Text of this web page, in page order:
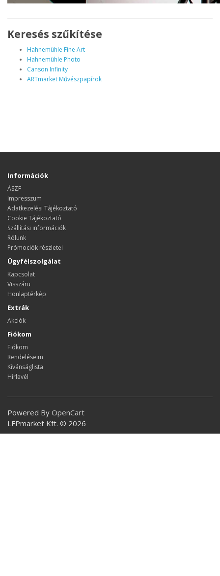
Keresés szűkítése
Hahnemühle Fine Art
Hahnemühle Photo
Canson Infinity
ARTmarket Művészpapírok
Információk
ÁSZF
Impresszum
Adatkezelési Tájékoztató
Cookie Tájékoztató
Szállítási információk
Rólunk
Prómociók részletei
Ügyfélszolgálat
Kapcsolat
Visszáru
Honlaptérkép
Extrák
Akciók
Fiókom
Fiókom
Rendeléseim
Kívánságlista
Hírlevél
Powered By OpenCart
LFPmarket Kft. © 2026